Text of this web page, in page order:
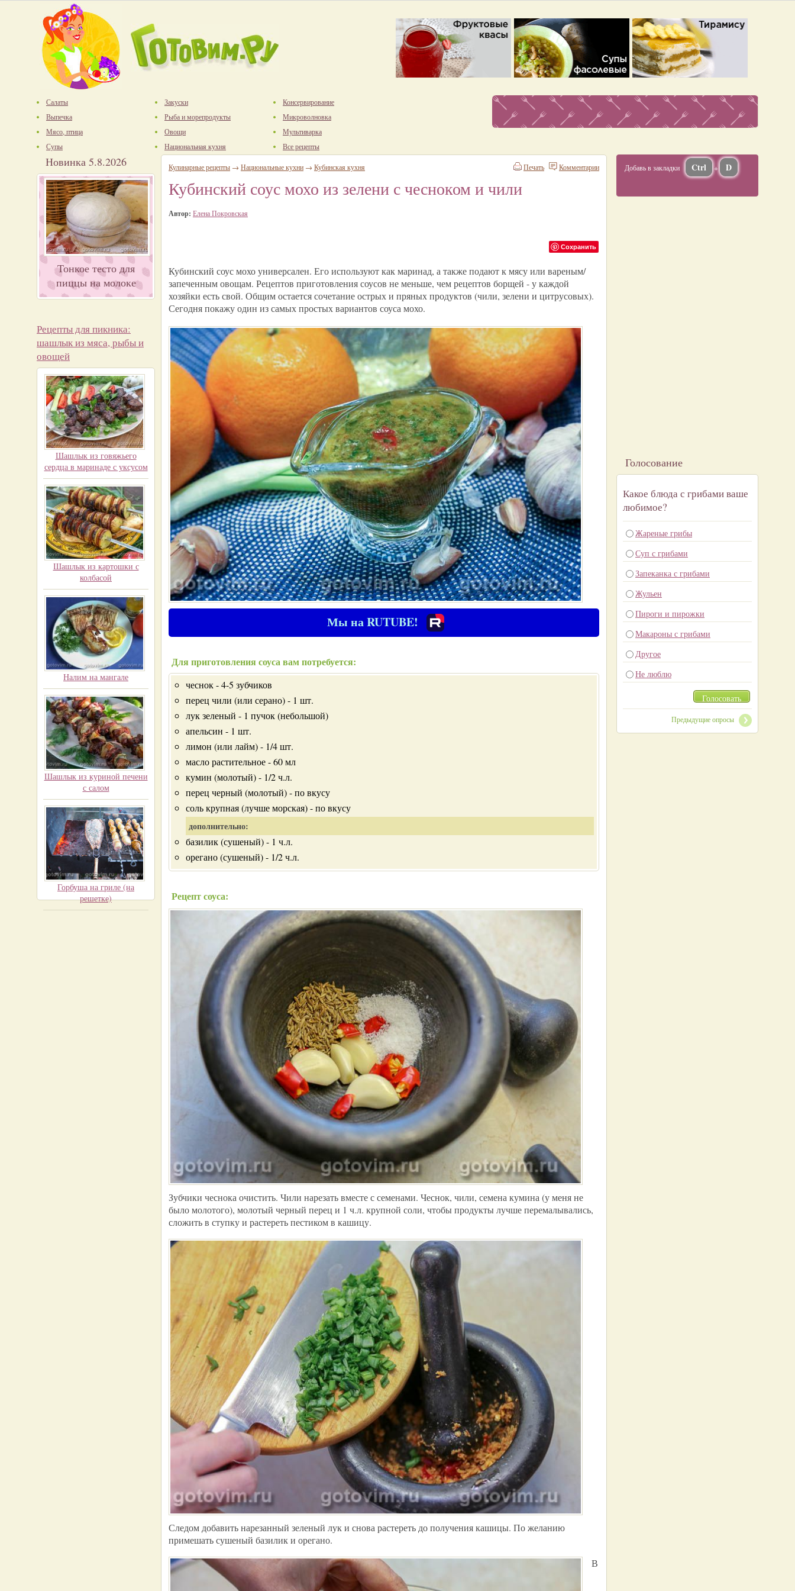
Салаты
Выпечка
Мясо, птица
Супы
Закуски
Рыба и морепродукты
Овощи
Национальная кухня
Консервирование
Микроволновка
Мультиварка
Все рецепты
Новинка 5.8.2026
Тонкое тесто для
пиццы на молоке
Рецепты для пикника:
шашлык из мяса, рыбы и
овощей
Шашлык из говяжьего
сердца в маринаде с уксусом
Шашлык из картошки с
колбасой
Налим на мангале
Шашлык из куриной печени
с салом
Горбуша на гриле (на
решетке)
Комментарии
Печать
Кулинарные рецепты → Национальные кухни → Кубинская кухня
Кубинский соус мохо из зелени с чесноком и чили
Автор: Елена Покровская
Сохранить
Кубинский соус мохо универсален. Его используют как маринад, а также подают к мясу или вареным/
запеченным овощам. Рецептов приготовления соусов не меньше, чем рецептов борщей - у каждой
хозяйки есть свой. Общим остается сочетание острых и пряных продуктов (чили, зелени и цитрусовых).
Сегодня покажу один из самых простых вариантов соуса мохо.
Мы на RUTUBE!
Для приготовления соуса вам потребуется:
чеснок - 4-5 зубчиков
перец чили (или серано) - 1 шт.
лук зеленый - 1 пучок (небольшой)
апельсин - 1 шт.
лимон (или лайм) - 1/4 шт.
масло растительное - 60 мл
кумин (молотый) - 1/2 ч.л.
перец черный (молотый) - по вкусу
соль крупная (лучше морская) - по вкусу
дополнительно:
базилик (сушеный) - 1 ч.л.
орегано (сушеный) - 1/2 ч.л.
Рецепт соуса:
Зубчики чеснока очистить. Чили нарезать вместе с семенами. Чеснок, чили, семена кумина (у меня не
было молотого), молотый черный перец и 1 ч.л. крупной соли, чтобы продукты лучше перемалывались,
сложить в ступку и растереть пестиком в кашицу.
Следом добавить нарезанный зеленый лук и снова растереть до получения кашицы. По желанию
примешать сушеный базилик и орегано.
В
Добавь в закладки Ctrl + D
Голосование
Какое блюда с грибами ваше
любимое?
Жареные грибы
Суп с грибами
Запеканка с грибами
Жульен
Пироги и пирожки
Макароны с грибами
Другое
Не люблю
Голосовать
Предыдущие опросы